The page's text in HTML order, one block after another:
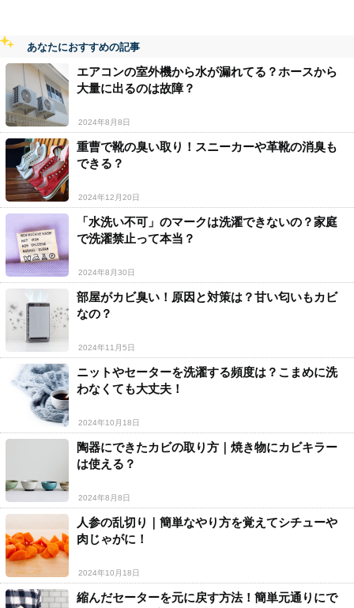
あなたにおすすめの記事
エアコンの室外機から水が漏れてる？ホースから
大量に出るのは故障？
2024年8月8日
重曹で靴の臭い取り！スニーカーや革靴の消臭も
できる？
2024年12月20日
「水洗い不可」のマークは洗濯できないの？家庭
で洗濯禁止って本当？
2024年8月30日
部屋がカビ臭い！原因と対策は？甘い匂いもカビ
なの？
2024年11月5日
ニットやセーターを洗濯する頻度は？こまめに洗
わなくても大丈夫！
2024年10月18日
陶器にできたカビの取り方｜焼き物にカビキラー
は使える？
2024年8月8日
人参の乱切り｜簡単なやり方を覚えてシチューや
肉じゃがに！
2024年10月18日
縮んだセーターを元に戻す方法！簡単元通りにで